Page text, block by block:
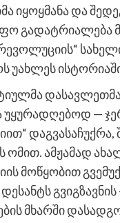
იყოყმანა და
გადატრიალება
უახლეს
დასავლეთმა
უყურადღებოდ —
დაგვასაჩუქრა,
ომით. ამჟამად
მოწყობით
გვიგზავნის
მხარში